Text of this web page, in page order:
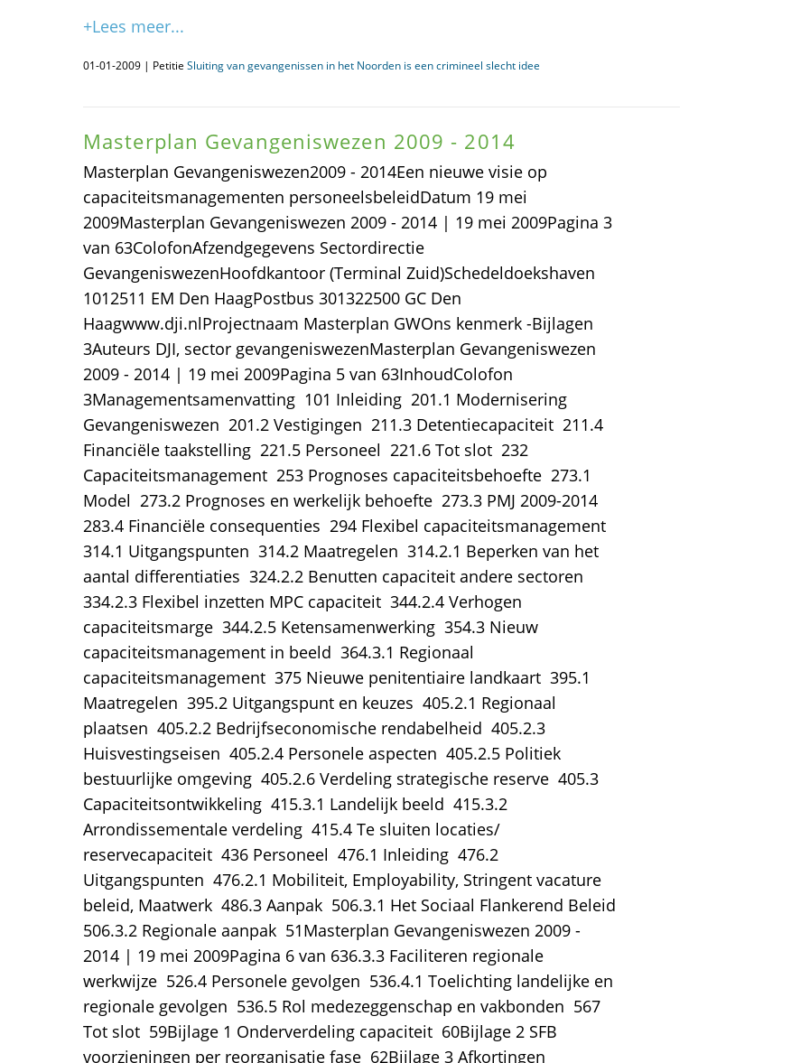
+Lees meer...
01-01-2009 | Petitie Sluiting van gevangenissen in het Noorden is een crimineel slecht idee
Masterplan Gevangeniswezen 2009 - 2014
Masterplan Gevangeniswezen2009 - 2014Een nieuwe visie op
capaciteitsmanagementen personeelsbeleidDatum 19 mei
2009Masterplan Gevangeniswezen 2009 - 2014 | 19 mei 2009Pagina 3
van 63ColofonAfzendgegevens Sectordirectie
GevangeniswezenHoofdkantoor (Terminal Zuid)Schedeldoekshaven
1012511 EM Den HaagPostbus 301322500 GC Den
Haagwww.dji.nlProjectnaam Masterplan GWOns kenmerk -Bijlagen
3Auteurs DJI, sector gevangeniswezenMasterplan Gevangeniswezen
2009 - 2014 | 19 mei 2009Pagina 5 van 63InhoudColofon 
3Managementsamenvatting  101 Inleiding  201.1 Modernisering
Gevangeniswezen  201.2 Vestigingen  211.3 Detentiecapaciteit  211.4
Financiële taakstelling  221.5 Personeel  221.6 Tot slot  232
Capaciteitsmanagement  253 Prognoses capaciteitsbehoefte  273.1
Model  273.2 Prognoses en werkelijk behoefte  273.3 PMJ 2009-2014 
283.4 Financiële consequenties  294 Flexibel capaciteitsmanagement 
314.1 Uitgangspunten  314.2 Maatregelen  314.2.1 Beperken van het
aantal differentiaties  324.2.2 Benutten capaciteit andere sectoren 
334.2.3 Flexibel inzetten MPC capaciteit  344.2.4 Verhogen
capaciteitsmarge  344.2.5 Ketensamenwerking  354.3 Nieuw
capaciteitsmanagement in beeld  364.3.1 Regionaal
capaciteitsmanagement  375 Nieuwe penitentiaire landkaart  395.1
Maatregelen  395.2 Uitgangspunt en keuzes  405.2.1 Regionaal
plaatsen  405.2.2 Bedrijfseconomische rendabelheid  405.2.3
Huisvestingseisen  405.2.4 Personele aspecten  405.2.5 Politiek
bestuurlijke omgeving  405.2.6 Verdeling strategische reserve  405.3
Capaciteitsontwikkeling  415.3.1 Landelijk beeld  415.3.2
Arrondissementale verdeling  415.4 Te sluiten locaties/
reservecapaciteit  436 Personeel  476.1 Inleiding  476.2
Uitgangspunten  476.2.1 Mobiliteit, Employability, Stringent vacature
beleid, Maatwerk  486.3 Aanpak  506.3.1 Het Sociaal Flankerend Beleid 
506.3.2 Regionale aanpak  51Masterplan Gevangeniswezen 2009 -
2014 | 19 mei 2009Pagina 6 van 636.3.3 Faciliteren regionale
werkwijze  526.4 Personele gevolgen  536.4.1 Toelichting landelijke en
regionale gevolgen  536.5 Rol medezeggenschap en vakbonden  567
Tot slot  59Bijlage 1 Onderverdeling capaciteit  60Bijlage 2 SFB
voorzieningen per reorganisatie fase  62Bijlage 3 Afkortingen 